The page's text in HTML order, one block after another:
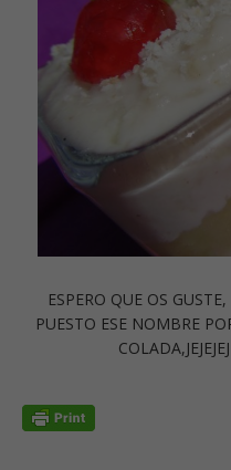
ESPERO QUE OS
PUESTO ESE NOMBRE